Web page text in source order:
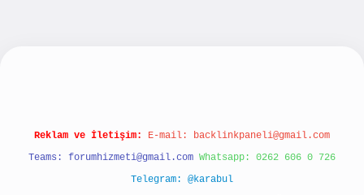
Reklam ve İletişim: E-mail: backlinkpaneli@gmail.com
Teams: forumhizmeti@gmail.com Whatsapp: 0262 606 0 726
Telegram: @karabul